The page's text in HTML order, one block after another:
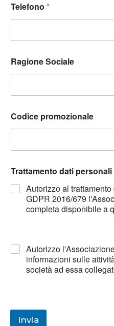
Telefono *
Ragione Sociale
Codice promozionale
Trattamento dati personali
Autorizzo al
GDPR 2016/679
completa disponibile a
Autorizzo
informazioni sulle
società ad essa
Invia